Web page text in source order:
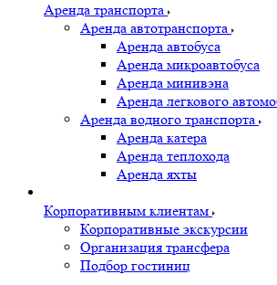
Аренда транспорта
Аренда автотранспорта
Аренда автобуса
Аренда микроавтобуса
Аренда минивэна
Аренда легкового
Аренда водного транспорта
Аренда катера
Аренда теплохода
Аренда яхты
Корпоративным клиентам
Корпоративные экскурсии
Организация трансфера
Подбор гостиниц